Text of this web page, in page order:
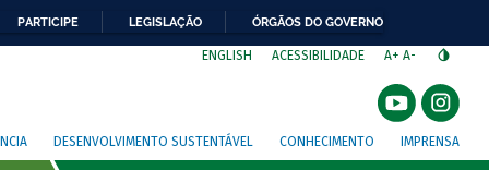
PARTICIPE LEGISLAÇÃO ÓRGÃOS DO GOVERNO
ENGLISH ACESSIBILIDADE A+ A-
DESENVOLVIMENTO SUSTENTÁVEL CONHECIMENTO IMPRENSA